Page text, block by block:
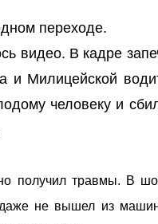
переходе.
видео. В кадре
и Милицейской
человеку и
получил травмы. В
даже не вышел из